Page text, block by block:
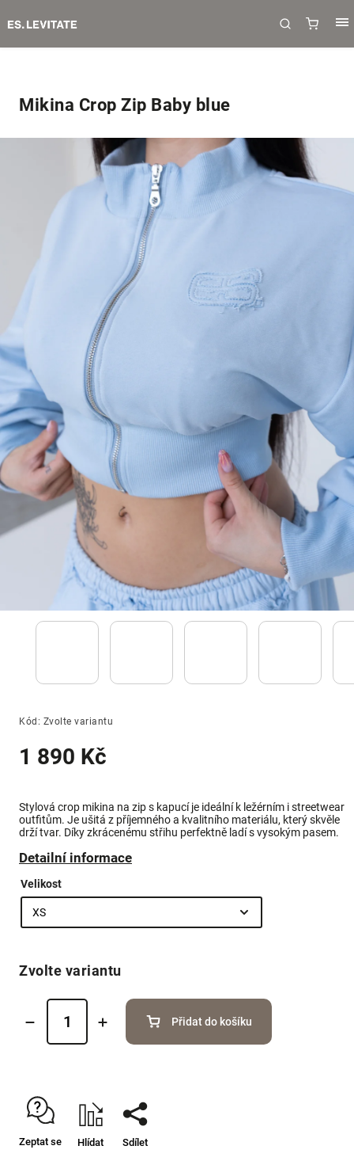
Mikina Crop Zip Baby blue
Kód: Zvolte variantu
1 890 Kč
Stylová crop mikina na zip s kapucí je ideální k ležérním i streetwear
outfitům. Je ušitá z příjemného a kvalitního materiálu, který skvěle
drží tvar. Díky zkrácenému střihu perfektně ladí s vysokým pasem.
Detailní informace
Velikost
Zvolte variantu
Přidat do košíku
Zeptat se Hlídat Sdílet